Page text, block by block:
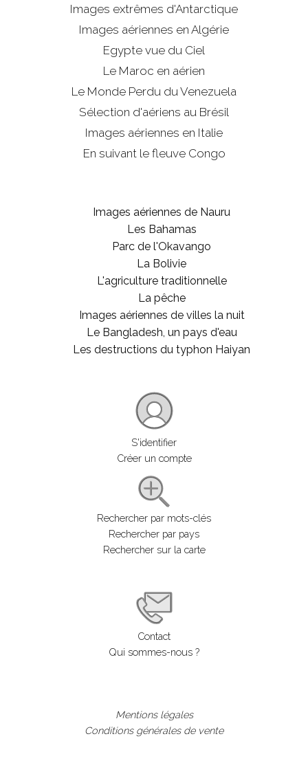
Images extrêmes d'Antarctique
Images aériennes en Algérie
Egypte vue du Ciel
Le Maroc en aérien
Le Monde Perdu du Venezuela
Sélection d'aériens au Brésil
Images aériennes en Italie
En suivant le fleuve Congo
Images aériennes de Nauru
Les Bahamas
Parc de l'Okavango
La Bolivie
L'agriculture traditionnelle
La pêche
Images aériennes de villes la nuit
Le Bangladesh, un pays d'eau
Les destructions du typhon Haiyan
S'identifier
Créer un compte
Rechercher par mots-clés
Rechercher par pays
Rechercher sur la carte
Contact
Qui sommes-nous ?
Mentions légales
Conditions générales de vente